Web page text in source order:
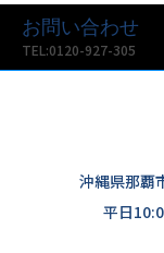
お問い合わせ
TEL:0120-927-305
沖縄県那
平日